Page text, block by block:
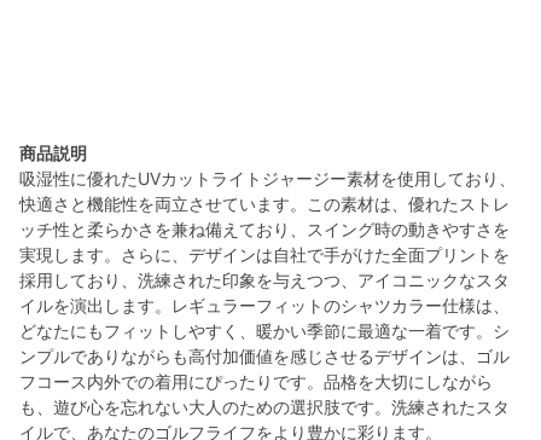
商品説明
吸湿性に優れたUVカットライトジャージー素材を使用しており、
快適さと機能性を両立させています。この素材は、優れたストレ
ッチ性と柔らかさを兼ね備えており、スイング時の動きやすさを
実現します。さらに、デザインは自社で手がけた全面プリントを
採用しており、洗練された印象を与えつつ、アイコニックなスタ
イルを演出します。レギュラーフィットのシャツカラー仕様は、
どなたにもフィットしやすく、暖かい季節に最適な一着です。シ
ンプルでありながらも高付加価値を感じさせるデザインは、ゴル
フコース内外での着用にぴったりです。品格を大切にしながら
も、遊び心を忘れない大人のための選択肢です。洗練されたスタ
イルで、あなたのゴルフライフをより豊かに彩ります。